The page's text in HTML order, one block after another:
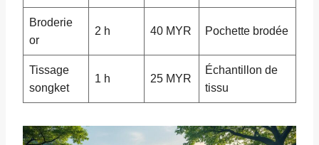
Broderie
or
2 h 40 MYR Pochette brodée
Tissage
songket
1 h 25 MYR
Échantillon de
tissu